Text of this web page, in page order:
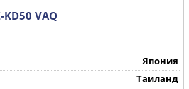
VAQ
Япония
Таиланд